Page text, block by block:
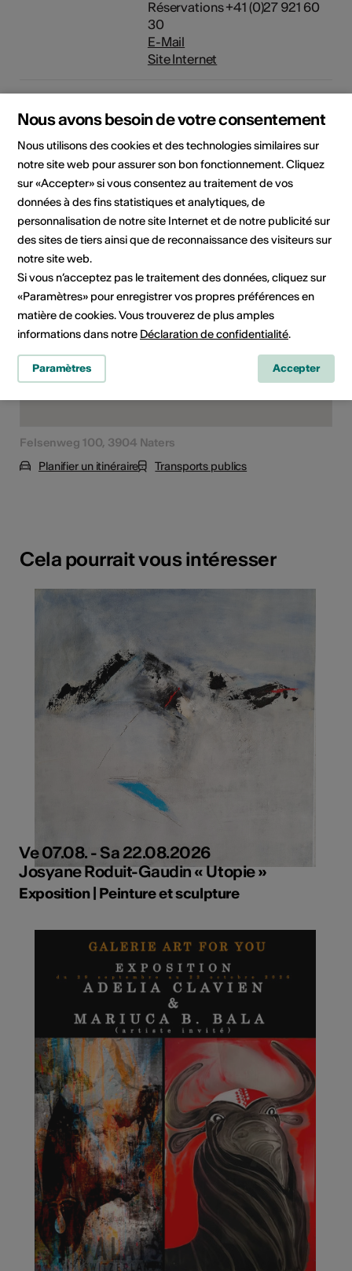
Réservations +41 (0)27 921 60
30
E-Mail
Site Internet
Exposition
Classe d'âge
Tout public
Lieu de l'événement
Felsenweg 100, 3904 Naters
Planifier un itinéraire
Transports publics
Cela pourrait vous intéresser
Ve 07.08. - Sa 22.08.2026
Josyane Roduit-Gaudin « Utopie »
Exposition | Peinture et sculpture
Nous avons besoin de votre consentement
Nous utilisons des cookies et des technologies similaires sur
notre site web pour assurer son bon fonctionnement. Cliquez
sur «Accepter» si vous consentez au traitement de vos
données à des fins statistiques et analytiques, de
personnalisation de notre site Internet et de notre publicité sur
des sites de tiers ainsi que de reconnaissance des visiteurs sur
notre site web.
Si vous n’acceptez pas le traitement des données, cliquez sur
«Paramètres» pour enregistrer vos propres préférences en
matière de cookies. Vous trouverez de plus amples
informations dans notre Déclaration de confidentialité.
Paramètres Accepter